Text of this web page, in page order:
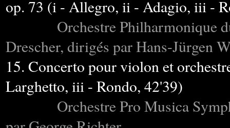
op. 73 (i - Allegro, ii - Adagio, iii -
Orchestre Philharmonique
Drescher, dirigés par Hans-Jürgen
15. Concerto pour violon et
Larghetto, iii - Rondo, 42'39)
Orchestre Pro Musica